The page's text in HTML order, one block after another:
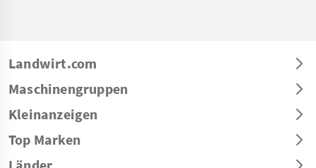
Landwirt.com
Maschinengruppen
Kleinanzeigen
Top Marken